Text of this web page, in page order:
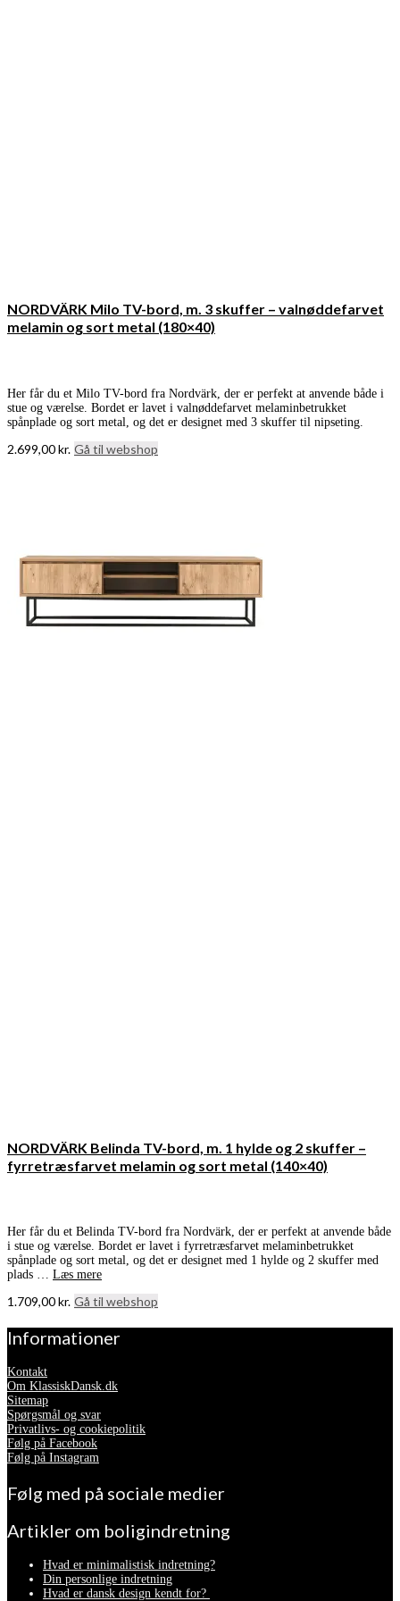
NORDVÄRK Milo TV-bord, m. 3 skuffer – valnøddefarvet
melamin og sort metal (180×40)
Her får du et Milo TV-bord fra Nordvärk, der er perfekt at anvende både i
stue og værelse. Bordet er lavet i valnøddefarvet melaminbetrukket
spånplade og sort metal, og det er designet med 3 skuffer til nipseting.
2.699,00kr. Gå til webshop
NORDVÄRK Belinda TV-bord, m. 1 hylde og 2 skuffer –
fyrretræsfarvet melamin og sort metal (140×40)
Her får du et Belinda TV-bord fra Nordvärk, der er perfekt at anvende både
i stue og værelse. Bordet er lavet i fyrretræsfarvet melaminbetrukket
spånplade og sort metal, og det er designet med 1 hylde og 2 skuffer med
plads … Læs mere
1.709,00kr. Gå til webshop
Informationer
Kontakt
Om KlassiskDansk.dk
Sitemap
Spørgsmål og svar
Privatlivs- og cookiepolitik
Følg på Facebook
Følg på Instagram
Følg med på sociale medier
Artikler om boligindretning
Hvad er minimalistisk indretning?
Din personlige indretning
Hvad er dansk design kendt for?